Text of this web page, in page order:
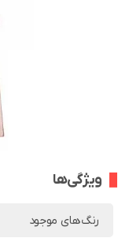
ویژگی‌ها
رنگ‌های موجود